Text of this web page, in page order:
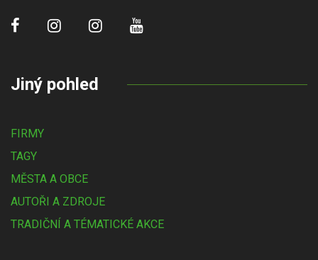
Jiný pohled
FIRMY
TAGY
MĚSTA A OBCE
AUTOŘI A ZDROJE
TRADIČNÍ A TÉMATICKÉ AKCE